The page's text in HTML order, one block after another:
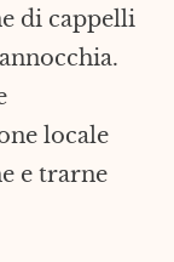
di cappelli
locale
e trarne